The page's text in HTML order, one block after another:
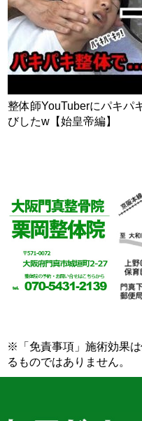
整体師YouTuberにパキパ
びしたw【始皇帝編】
※「免責事項」施術効果
るものではありません。